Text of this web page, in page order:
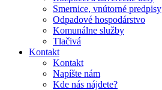
Smernice, vnútorné predpisy
Odpadové hospodárstvo
Komunálne služby
Tlačivá
Kontakt
Kontakt
Napíšte nám
Kde nás nájdete?